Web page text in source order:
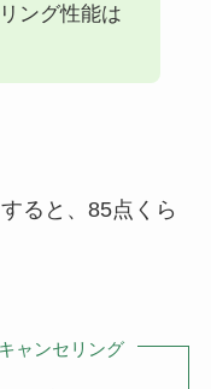
ング性能は
ると、85点くら
ャンセリング